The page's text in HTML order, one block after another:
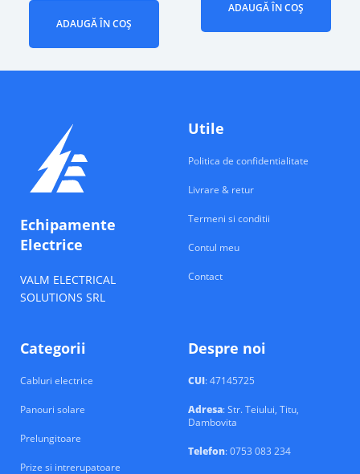
ADAUGĂ ÎN COȘ
ADAUGĂ ÎN COȘ
Echipamente
Electrice
VALM ELECTRICAL
SOLUTIONS SRL
Utile
Politica de confidentialitate
Livrare & retur
Termeni si conditii
Contul meu
Contact
Categorii
Cabluri electrice
Panouri solare
Prelungitoare
Prize si intrerupatoare
Despre noi
CUI: 47145725
Adresa: Str. Teiului, Titu,
Dambovita
Telefon: 0753 083 234